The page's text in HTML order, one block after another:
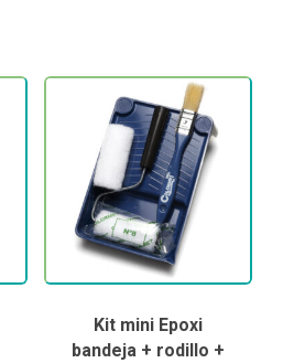
Kit mini Epoxi
bandeja + rodillo +